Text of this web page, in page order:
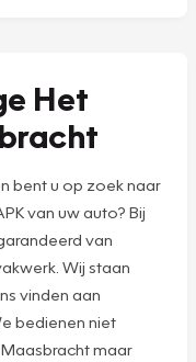
Het
bent u op zoek naar
van uw auto? Bij
van
Wij staan
vinden aan
bedienen niet
maar